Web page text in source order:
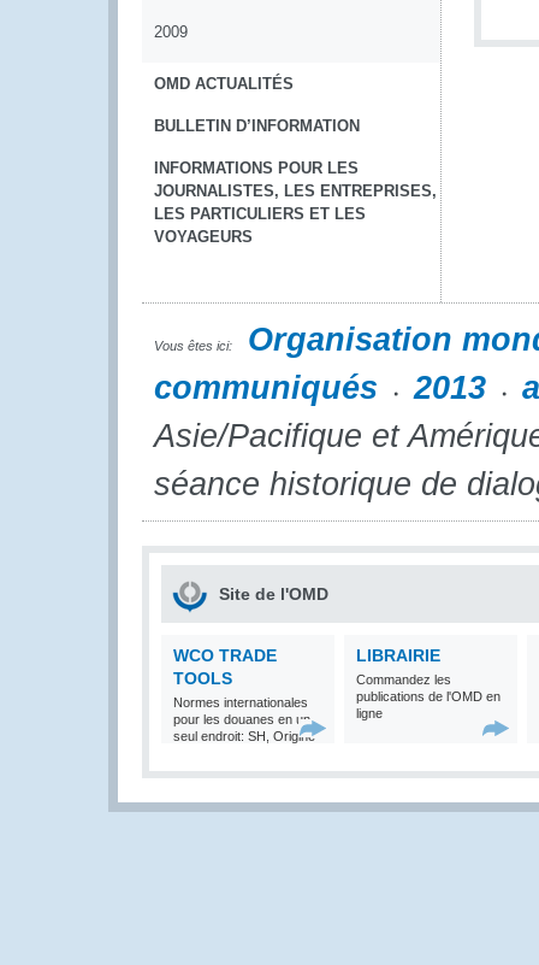
2009
OMD ACTUALITÉS
BULLETIN D’INFORMATION
INFORMATIONS POUR LES
JOURNALISTES, LES ENTREPRISES,
LES PARTICULIERS ET LES
VOYAGEURS
Vous êtes ici:
Organisation
communiqués
2013
Asie/Pacifique et
séance historique de
Site de l'OMD
WCO TRADE
TOOLS
Normes internationales
pour les douanes en un
seul endroit: SH, Origine
LIBRAIRIE
Commandez les
publications de l'OMD en
ligne